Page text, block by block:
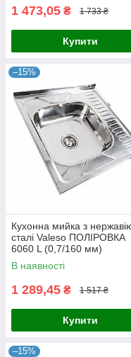
1 473,05 ₴ 1 733 ₴
Купити
–15%
Кухонна мийка з
сталі Valeso ПОЛІРОВКА
6060 L (0,7/160 мм)
В наявності
1 289,45 ₴ 1 517 ₴
Купити
–15%